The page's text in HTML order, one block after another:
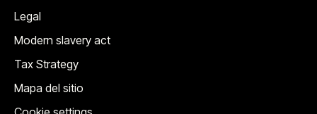
Legal
Modern slavery act
Tax Strategy
Mapa del sitio